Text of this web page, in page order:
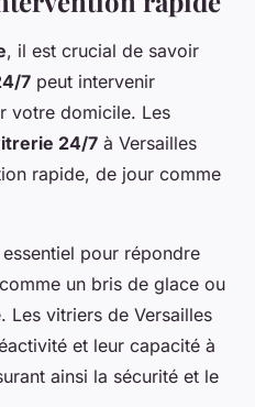
, il est crucial de savoir
7 peut intervenir
votre domicile. Les
24/7 à Versailles
rapide, de jour comme
pour répondre
un bris de glace ou
Les vitriers de Versailles
et leur capacité à
ainsi la sécurité et le